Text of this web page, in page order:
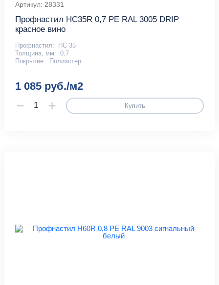
Артикул: 28331
Профнастил HC35R 0,7 PE RAL 3005 DRIP
красное вино
Профнастил:
НС-35
Толщина, мм: 0,7
Покрытие:
Полиэстер
1 085 руб./м2
Купить